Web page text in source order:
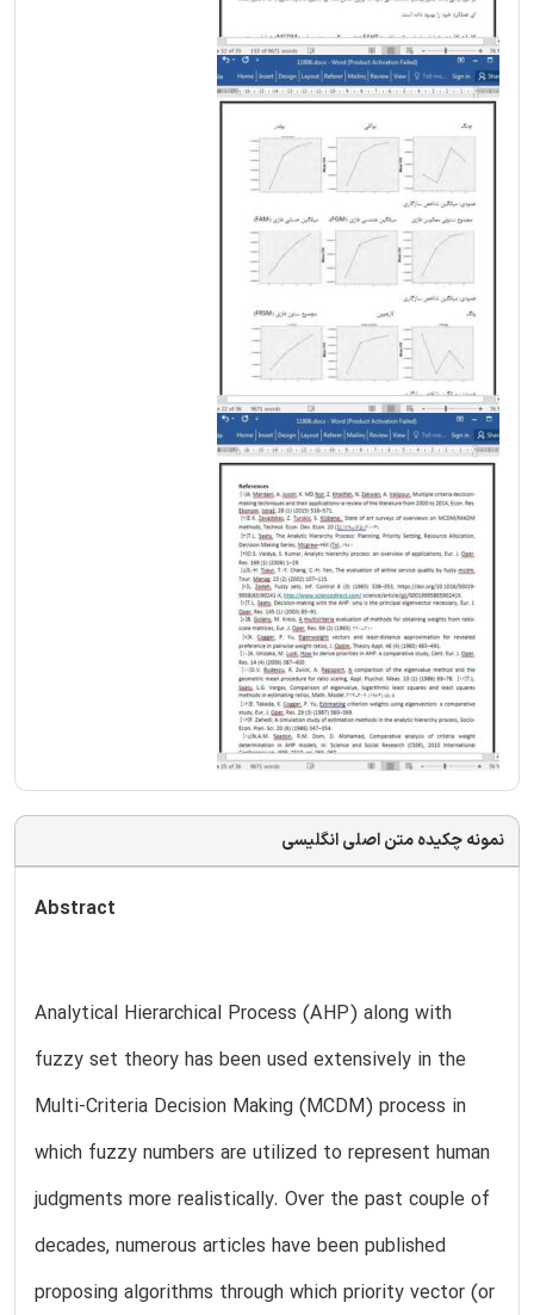
نمونه چکیده متن اصلی انگلیسی
Abstract
Analytical Hierarchical Process (AHP) along with
fuzzy set theory has been used extensively in the
Multi-Criteria Decision Making (MCDM) process in
which fuzzy numbers are utilized to represent human
judgments more realistically. Over the past couple of
decades, numerous articles have been published
proposing algorithms through which priority vector (or